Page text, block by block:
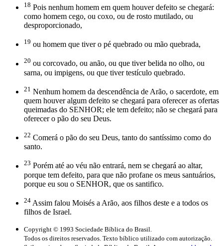
18 Pois nenhum homem em quem houver defeito se chegará:
como homem cego, ou coxo, ou de rosto mutilado, ou
desproporcionado,
19 ou homem que tiver o pé quebrado ou mão quebrada,
20 ou corcovado, ou anão, ou que tiver belida no olho, ou
sarna, ou impigens, ou que tiver testículo quebrado.
21 Nenhum homem da descendência de Arão, o sacerdote, em
quem houver algum defeito se chegará para oferecer as ofertas
queimadas do SENHOR; ele tem defeito; não se chegará para
oferecer o pão do seu Deus.
22 Comerá o pão do seu Deus, tanto do santíssimo como do
santo.
23 Porém até ao véu não entrará, nem se chegará ao altar,
porque tem defeito, para que não profane os meus santuários,
porque eu sou o SENHOR, que os santifico.
24 Assim falou Moisés a Arão, aos filhos deste e a todos os
filhos de Israel.
Copyright © 1993 Sociedade Bíblica do Brasil.
Todos os direitos reservados. Texto bíblico utilizado com autorização.